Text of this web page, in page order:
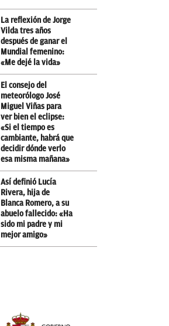
La reflexión de Jorge
Vilda tres años
después de ganar el
Mundial femenino:
«Me dejé la vida»
El consejo del
meteorólogo José
Miguel Viñas para
ver bien el eclipse:
«Si el tiempo es
cambiante, habrá que
decidir dónde verlo
esa misma mañana»
Así definió Lucía
Rivera, hija de
Blanca Romero, a su
abuelo fallecido: «Ha
sido mi padre y mi
mejor amigo»